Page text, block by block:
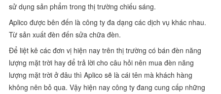
sử dụng sản phẩm trong thị trường chiếu sáng.
Aplico được bên đến là công ty đa dạng các dịch vụ khác nhau.
Từ sản xuất đèn đến sửa chữa đèn.
Để liệt kê các đơn vị hiện nay trên thị trường có bán đèn năng
lượng mặt trời hay để trả lời cho câu hỏi nên mua đèn năng
lượng mặt trời ở đâu thì Aplico sẽ là cái tên mà khách hàng
không nên bỏ qua. Vậy hiện nay công ty đang cung cấp những